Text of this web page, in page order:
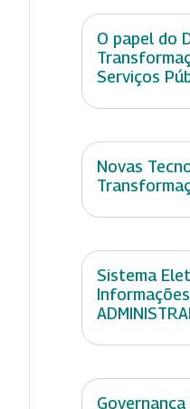
O papel do
Serviços
Novas
Sistema
Informações
Governança